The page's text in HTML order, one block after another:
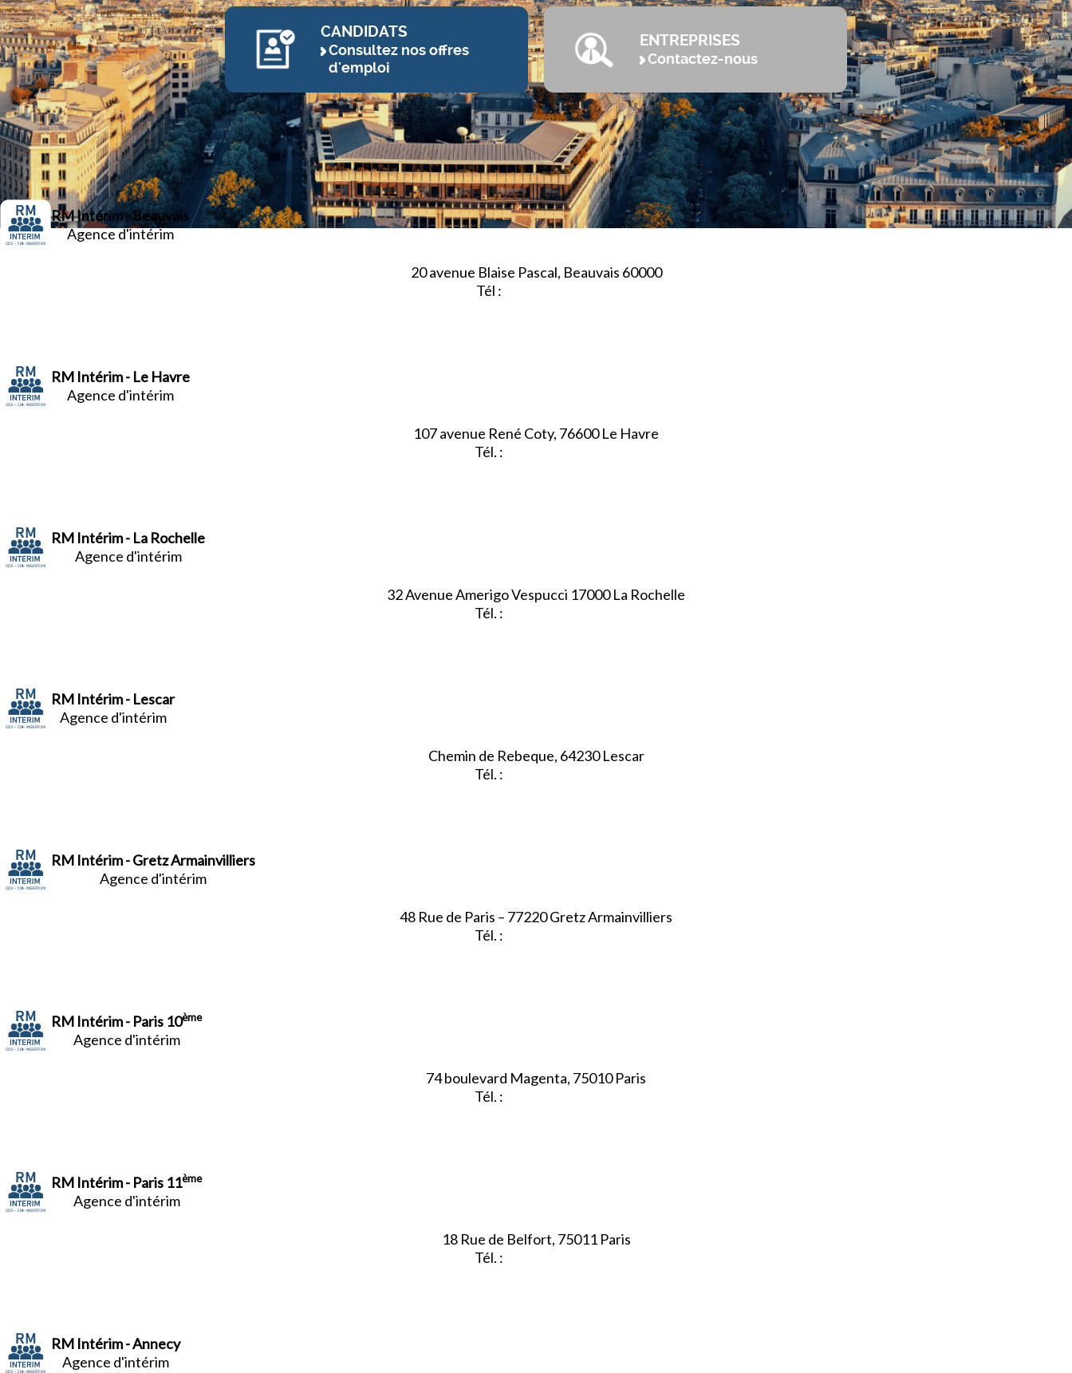
CANDIDATS
Consultez nos offres
d'emploi
ENTREPRISES
Contactez-nous
RM Intérim - Beauvais
Agence d'intérim
20 avenue Blaise Pascal, Beauvais 60000
Tél :
RM Intérim - Le Havre
Agence d'intérim
107 avenue René Coty, 76600 Le Havre
Tél. :
RM Intérim - La Rochelle
Agence d'intérim
32 Avenue Amerigo Vespucci 17000 La Rochelle
Tél. :
RM Intérim - Lescar
Agence d'intérim
Chemin de Rebeque, 64230 Lescar
Tél. :
RM Intérim - Gretz Armainvilliers
Agence d'intérim
48 Rue de Paris – 77220 Gretz Armainvilliers
Tél. :
RM Intérim - Paris 10ème
Agence d'intérim
74 boulevard Magenta, 75010 Paris
Tél. :
RM Intérim - Paris 11ème
Agence d'intérim
18 Rue de Belfort, 75011 Paris
Tél. :
RM Intérim - Annecy
Agence d'intérim